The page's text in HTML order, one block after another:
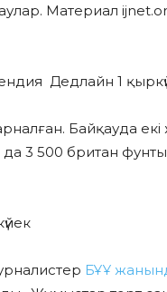
Материал
Дедлайн 1
Байқауда екі
да 3 500 британ
БҰҰ